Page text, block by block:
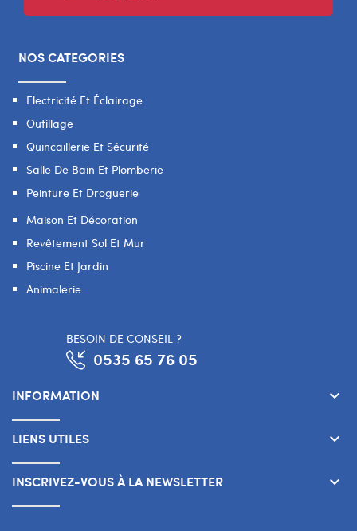
NOS CATEGORIES
Electricité Et Éclairage
Outillage
Quincaillerie Et Sécurité
Salle De Bain Et Plomberie
Peinture Et Droguerie
Maison Et Décoration
Revêtement Sol Et Mur
Piscine Et Jardin
Animalerie
BESOIN DE CONSEIL ?
0535 65 76 05
INFORMATION keyboard_arrow_down
LIENS UTILES keyboard_arrow_down
INSCRIVEZ-VOUS À LA NEWSLETTER keyboard_arrow_down